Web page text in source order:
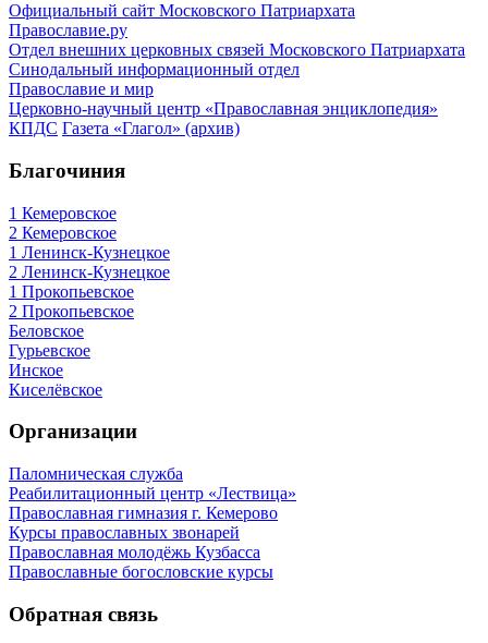
Официальный сайт Московского Патриархата
Православие.ру
Отдел внешних церковных связей Московского Патриархата
Синодальный информационный отдел
Православие и мир
Церковно-научный центр «Православная энциклопедия»
КПДС Газета «Глагол» (архив)
Благочиния
1 Кемеровское
2 Кемеровское
1 Ленинск-Кузнецкое
2 Ленинск-Кузнецкое
1 Прокопьевское
2 Прокопьевское
Беловское
Гурьевское
Инское
Киселёвское
Организации
Паломническая служба
Реабилитационный центр «Лествица»
Православная гимназия г. Кемерово
Курсы православных звонарей
Православная молодёжь Кузбасса
Православные богословские курсы
Обратная связь